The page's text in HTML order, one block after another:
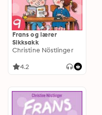
Frans og lærer
Sikksakk
Christine Nöstlinger
4.2